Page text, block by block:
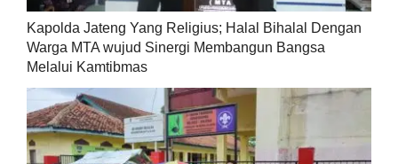
Kapolda Jateng Yang Religius; Halal Bihalal Dengan
Warga MTA wujud Sinergi Membangun Bangsa
Melalui Kamtibmas